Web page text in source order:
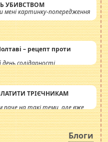
УБИВСТВОМ
мені картинку-попередження
– рецепт проти
солідарності
ТРІЄЧНИКАМ
паче на такі теми, але вже
сьогоднішні інсенуації
питання. Штучно
катастрофа.
Блоги